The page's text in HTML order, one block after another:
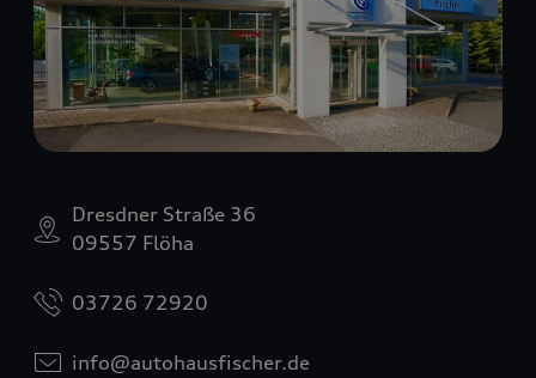
Dresdner Straße 36
09557 Flöha
03726 72920
info@autohausfischer.de